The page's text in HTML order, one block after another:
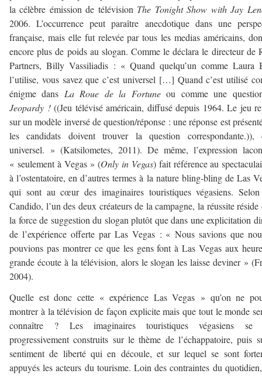
la célèbre émission de télévision The Tonight Show with Jay
2006. L’occurrence peut paraître anecdotique dans une
française, mais elle fut relevée par tous les medias américains,
encore plus de poids au slogan. Comme le déclara le directeur de
Partners, Billy Vassiliadis : « Quand quelqu’un comme Laura
l’utilise, vous savez que c’est universel […] Quand c’est utilisé
énigme dans La Roue de la Fortuneou comme une
Jeopardy ! ((Jeu télévisé américain, diffusé depuis 1964. Le jeu
sur un modèle inversé de question/réponse : une réponse est
les candidats doivent trouver la question correspondante.)),
universel. » (Katsilometes, 2011). De même, l’expression
« seulement à Vegas » (Only in Vegas) fait référence au
à l’ostentatoire, en d’autres termes à la nature bling-bling de Las
qui sont au cœur des imaginaires touristiques végasiens.
Candido, l’un des deux créateurs de la campagne, la réussite réside
la force de suggestion du slogan plutôt que dans une explicitation
de l’expérience offerte par Las Vegas : « Nous savions que
pouvions pas montrer ce que les gens font à Las Vegas aux
grande écoute à la télévision, alors le slogan les laisse deviner »
2004).
Quelle est donc cette « expérience Las Vegas » qu’on ne
montrer à la télévision de façon explicite mais que tout le monde
connaître ? Les imaginaires touristiques végasiens se
progressivement construits sur le thème de l’échappatoire, puis
sentiment de liberté qui en découle, et sur lequel se sont
appuyés les acteurs du tourisme. Loin des contraintes du